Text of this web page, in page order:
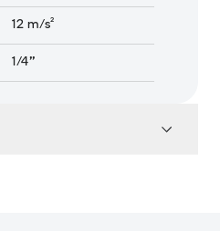
12 m/s²
1/4''